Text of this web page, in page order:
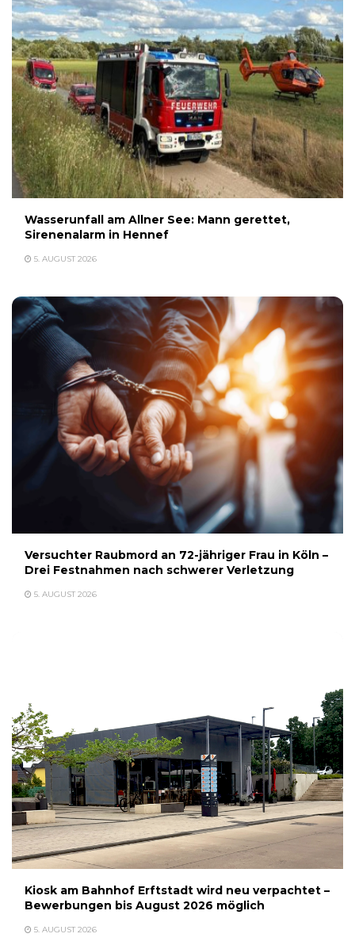
Wasserunfall am Allner See: Mann gerettet,
Sirenenalarm in Hennef
5. AUGUST 2026
Versuchter Raubmord an 72-jähriger Frau in Köln –
Drei Festnahmen nach schwerer Verletzung
5. AUGUST 2026
Kiosk am Bahnhof Erftstadt wird neu verpachtet –
Bewerbungen bis August 2026 möglich
5. AUGUST 2026